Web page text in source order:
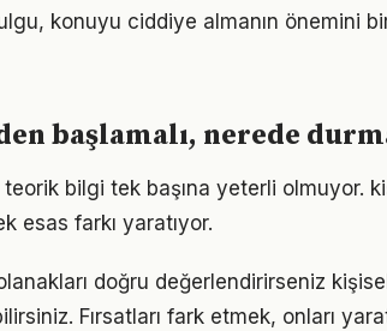
konuyu ciddiye almanın önemini
başlamalı, nerede
bilgi tek başına yeterli olmuyor.
esas farkı yaratıyor.
doğru değerlendirirseniz
Fırsatları fark etmek, onları